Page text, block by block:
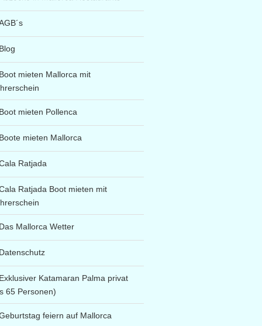
Blog
Boot mieten Mallorca mit
Boot mieten Pollenca
Boote mieten Mallorca
Ratjada
Ratjada Boot mieten mit
Das Mallorca Wetter
Datenschutz
Exklusiver Katamaran Palma privat
65 Personen)
feiern auf Mallorca